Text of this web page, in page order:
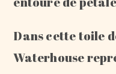
Dans cette toile
Waterhouse